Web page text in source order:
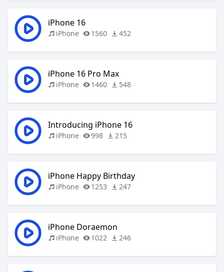
iPhone 16
iPhone 1560 452
iPhone 16 Pro Max
iPhone 1460 548
Introducing iPhone 16
iPhone 998 215
iPhone Happy Birthday
iPhone 1253 247
iPhone Doraemon
iPhone 1022 246